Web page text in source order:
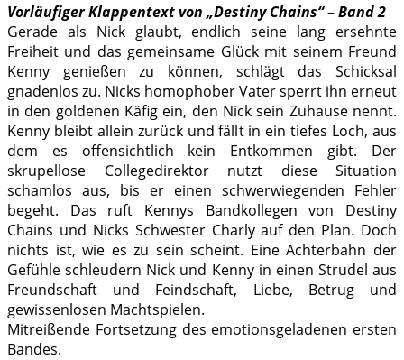
Vorläufiger Klappentext von „Destiny Chains“ – Band 2
Gerade als Nick glaubt, endlich seine lang ersehnte
Freiheit und das gemeinsame Glück mit seinem Freund
Kenny genießen zu können, schlägt das Schicksal
gnadenlos zu. Nicks homophober Vater sperrt ihn erneut
in den goldenen Käfig ein, den Nick sein Zuhause nennt.
Kenny bleibt allein zurück und fällt in ein tiefes Loch, aus
dem es offensichtlich kein Entkommen gibt. Der
skrupellose Collegedirektor nutzt diese Situation
schamlos aus, bis er einen schwerwiegenden Fehler
begeht. Das ruft Kennys Bandkollegen von Destiny
Chains und Nicks Schwester Charly auf den Plan. Doch
nichts ist, wie es zu sein scheint. Eine Achterbahn der
Gefühle schleudern Nick und Kenny in einen Strudel aus
Freundschaft und Feindschaft, Liebe, Betrug und
gewissenlosen Machtspielen.
Mitreißende Fortsetzung des emotionsgeladenen ersten
Bandes.